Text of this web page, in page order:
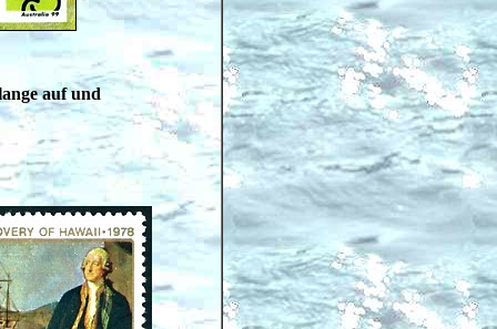
auf und